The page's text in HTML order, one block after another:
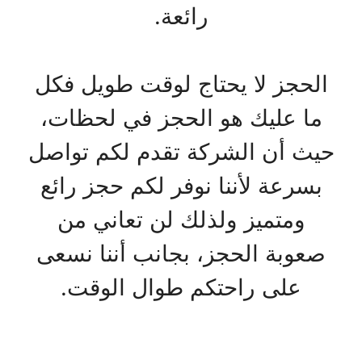
رائعة.
الحجز لا يحتاج لوقت طويل فكل
ما عليك هو الحجز في لحظات،
حيث أن الشركة تقدم لكم تواصل
بسرعة لأننا نوفر لكم حجز رائع
ومتميز ولذلك لن تعاني من
صعوبة الحجز، بجانب أننا نسعى
على راحتكم طوال الوقت.